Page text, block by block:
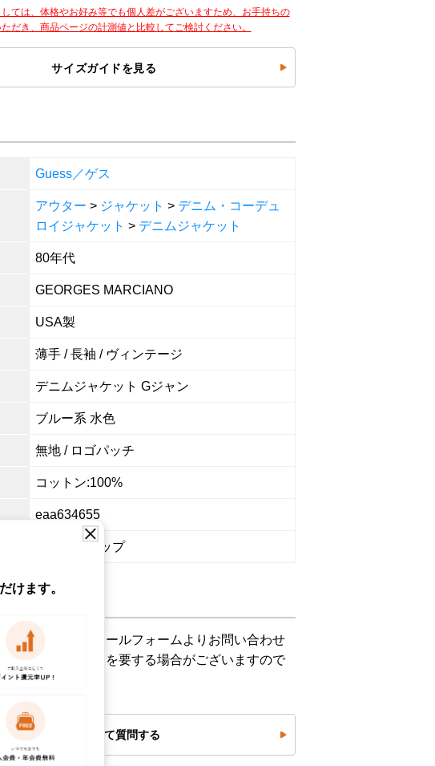
ては、体格やお好み等でも個人差がございますため、お手持ちの
だき、商品ページの計測値と比較してご検討ください。
サイズガイドを見る
Guess／ゲス
アウター > ジャケット > デニム・コーデュ
ロイジャケット > デニムジャケット
80年代
GEORGES MARCIANO
USA製
薄手 / 長袖 / ヴィンテージ
デニムジャケット Gジャン
ブルー系 水色
無地 / ロゴパッチ
コットン:100%
eaa634655
ネットショップ
せ
るご質問は下記メールフォームよりお問い合わせ
ご対応にはお時間を要する場合がございますので
い。
商品について質問する
けます。